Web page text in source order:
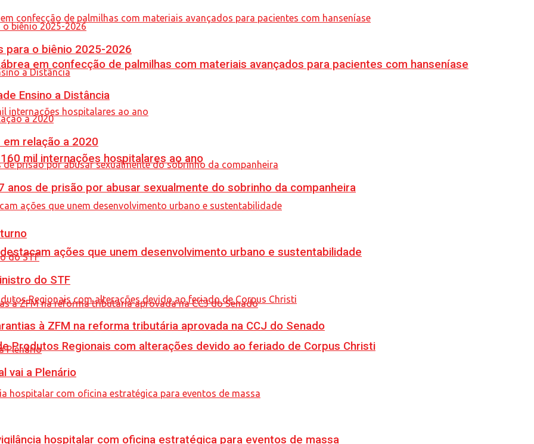
em confecção de palmilhas com materiais avançados para pacientes com hanseníase
mil internações hospitalares ao ano
ações que unem desenvolvimento urbano e sustentabilidade
Produtos Regionais com alterações devido ao feriado de Corpus Christi
hospitalar com oficina estratégica para eventos de massa
para o biênio 2025-2026
Ensino a Distância
relação a 2020
anos de prisão por abusar sexualmente do sobrinho da companheira
do STF
à ZFM na reforma tributária aprovada na CCJ do Senado
vai a Plenário